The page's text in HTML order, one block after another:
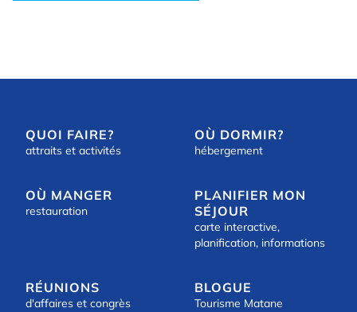
QUOI FAIRE?
attraits et activités
OÙ DORMIR?
hébergement
OÙ MANGER
restauration
PLANIFIER MON
SÉJOUR
carte interactive,
planification, informations
RÉUNIONS
d'affaires et congrès
BLOGUE
Tourisme Matane